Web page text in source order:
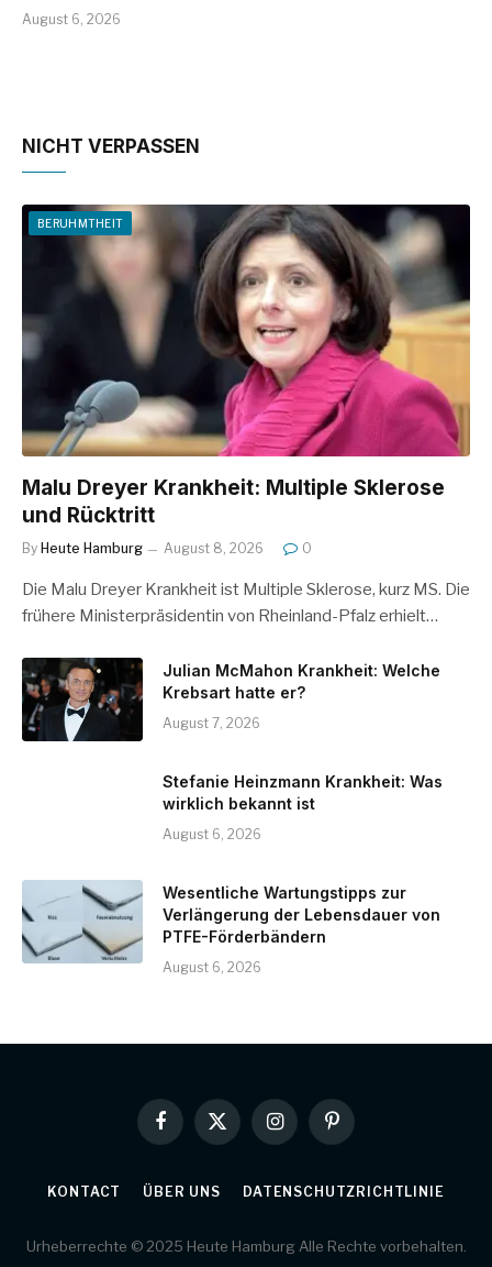
August 6, 2026
NICHT VERPASSEN
BERUHMTHEIT
Malu Dreyer Krankheit: Multiple Sklerose
und Rücktritt
By Heute Hamburg August 8, 2026 0
Die Malu Dreyer Krankheit ist Multiple Sklerose, kurz MS. Die
frühere Ministerpräsidentin von Rheinland-Pfalz erhielt…
Julian McMahon Krankheit: Welche
Krebsart hatte er?
August 7, 2026
Stefanie Heinzmann Krankheit: Was
wirklich bekannt ist
August 6, 2026
Wesentliche Wartungstipps zur
Verlängerung der Lebensdauer von
PTFE-Förderbändern
August 6, 2026
Facebook
X
InstagramPinterest
KONTACT ÜBER UNS DATENSCHUTZRICHTLINIE
Urheberrechte © 2025 Heute Hamburg Alle Rechte vorbehalten.